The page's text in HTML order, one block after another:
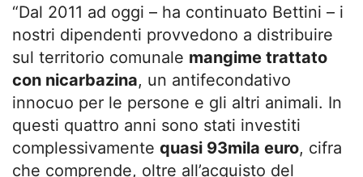
“Dal 2011 ad oggi – ha continuato Bettini – i
nostri dipendenti provvedono a distribuire
sul territorio comunale mangime trattato
con nicarbazina, un antifecondativo
innocuo per le persone e gli altri animali. In
questi quattro anni sono stati investiti
complessivamente quasi 93mila euro, cifra
che comprende, oltre all’acquisto del